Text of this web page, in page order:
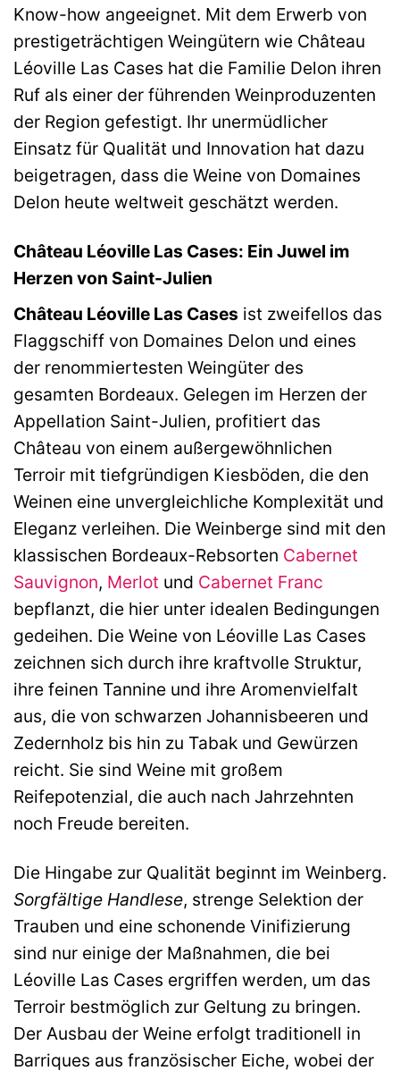
Know-how angeeignet. Mit dem Erwerb von
prestigeträchtigen Weingütern wie Château
Léoville Las Cases hat die Familie Delon ihren
Ruf als einer der führenden Weinproduzenten
der Region gefestigt. Ihr unermüdlicher
Einsatz für Qualität und Innovation hat dazu
beigetragen, dass die Weine von Domaines
Delon heute weltweit geschätzt werden.
Château Léoville Las Cases: Ein Juwel im
Herzen von Saint-Julien
Château Léoville Las Cases ist zweifellos das
Flaggschiff von Domaines Delon und eines
der renommiertesten Weingüter des
gesamten Bordeaux. Gelegen im Herzen der
Appellation Saint-Julien, profitiert das
Château von einem außergewöhnlichen
Terroir mit tiefgründigen Kiesböden, die den
Weinen eine unvergleichliche Komplexität und
Eleganz verleihen. Die Weinberge sind mit den
klassischen Bordeaux-Rebsorten Cabernet
Sauvignon, Merlot und Cabernet Franc
bepflanzt, die hier unter idealen Bedingungen
gedeihen. Die Weine von Léoville Las Cases
zeichnen sich durch ihre kraftvolle Struktur,
ihre feinen Tannine und ihre Aromenvielfalt
aus, die von schwarzen Johannisbeeren und
Zedernholz bis hin zu Tabak und Gewürzen
reicht. Sie sind Weine mit großem
Reifepotenzial, die auch nach Jahrzehnten
noch Freude bereiten.
Die Hingabe zur Qualität beginnt im Weinberg.
Sorgfältige Handlese, strenge Selektion der
Trauben und eine schonende Vinifizierung
sind nur einige der Maßnahmen, die bei
Léoville Las Cases ergriffen werden, um das
Terroir bestmöglich zur Geltung zu bringen.
Der Ausbau der Weine erfolgt traditionell in
Barriques aus französischer Eiche, wobei der